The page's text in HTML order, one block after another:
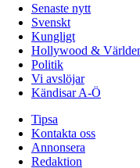
Senaste nytt
Svenskt
Kungligt
Hollywood &
Politik
Vi avslöjar
Kändisar A-Ö
Tipsa
Kontakta oss
Annonsera
Redaktion